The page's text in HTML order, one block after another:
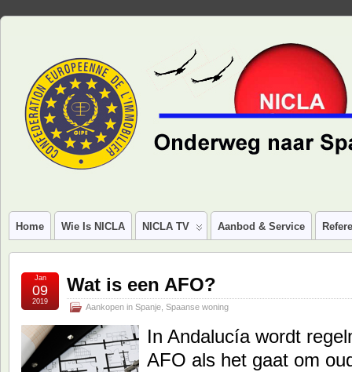
Home Wie Is NICLA NICLA TV Aanbod & Service
Wat is een AFO?
Aankopen in Spanje Spaanse woning
Jan
09
2019
In Andalucía wordt
AFO als het gaat om